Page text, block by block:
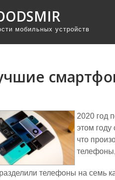
мобильных устройств
2020 год
этом
что
телефоны на семь